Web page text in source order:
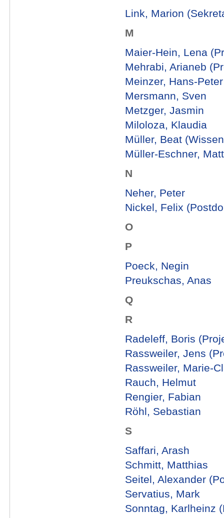
Link, Marion
M
Maier-Hein, Lena
Mehrabi, Arianeb
Meinzer, Hans-
Mersmann, Sven
Metzger, Jasmin
Miloloza, Klaudia
Müller, Beat
Müller-Eschner,
N
Neher, Peter
Nickel, Felix
O
P
Poeck, Negin
Preukschas, Anas
Q
R
Radeleff, Boris
Rassweiler, Jens
Rassweiler, Marie-
Rauch, Helmut
Rengier, Fabian
Röhl, Sebastian
S
Saffari, Arash
Schmitt, Matthias
Seitel, Alexander
Servatius, Mark
Sonntag, Karlheinz